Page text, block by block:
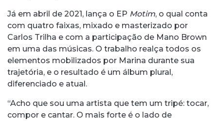
Já em abril de 2021, lança o EP Motim, o qual conta
com quatro faixas, mixado e masterizado por
Carlos Trilha e com a participação de Mano Brown
em uma das músicas. O trabalho realça todos os
elementos mobilizados por Marina durante sua
trajetória, e o resultado é um álbum plural,
diferenciado e atual.
“Acho que sou uma artista que tem um tripé: tocar,
compor e cantar. O mais forte é o lado de